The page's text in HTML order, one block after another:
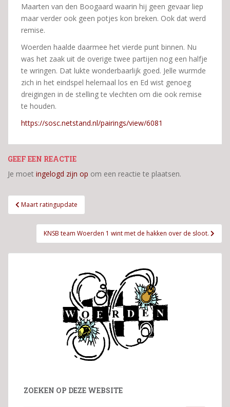
Maarten van den Boogaard waarin hij geen gevaar liep
maar verder ook geen potjes kon breken. Ook dat werd
remise.
Woerden haalde daarmee het vierde punt binnen. Nu
was het zaak uit de overige twee partijen nog een halfje
te wringen. Dat lukte wonderbaarlijk goed. Jelle wurmde
zich in het eindspel helemaal los en Ed wist genoeg
dreigingen in de stelling te vlechten om die ook remise
te houden.
https://sosc.netstand.nl/pairings/view/6081
GEEF EEN REACTIE
Je moet ingelogd zijn op om een reactie te plaatsen.
Bericht
navigatie
Maart ratingupdate
KNSB team Woerden 1 wint met de hakken over de sloot.
ZOEKEN OP DEZE WEBSITE